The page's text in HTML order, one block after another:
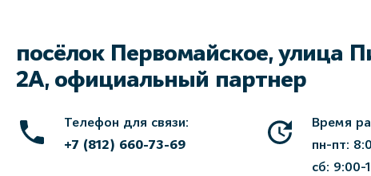
посёлок Первомайское, улица
2А, официальный партнер
Телефон для связи:
+7 (812) 660-73-69
Время
пн-пт:
сб: 9:00-